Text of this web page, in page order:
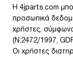
Η 4jparts.com
προσωπικά
χρήστες, σύμφωνα
(Ν.2472/1997,
Οι χρήστες